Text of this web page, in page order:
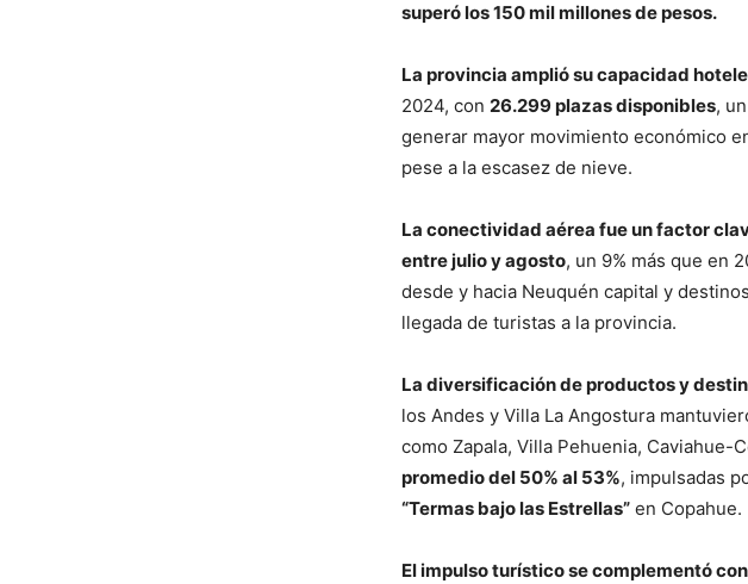
superó los 150 mil millones de pesos.
La provincia amplió su capacidad
2024, con 26.299 plazas disponibles,
generar mayor movimiento económico
pese a la escasez de nieve.
La conectividad aérea fue un factor
entre julio y agosto, un 9% más que en
desde y hacia Neuquén capital y
llegada de turistas a la provincia.
La diversificación de productos y
los Andes y Villa La Angostura
como Zapala, Villa Pehuenia,
promedio del 50% al 53%, impulsadas
“Termas bajo las Estrellas” en Copahue.
El impulso turístico se complementó